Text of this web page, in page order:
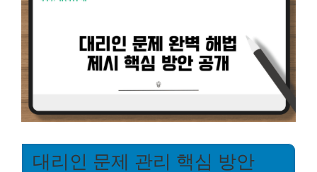
대리인 문제 관리 핵심 방안